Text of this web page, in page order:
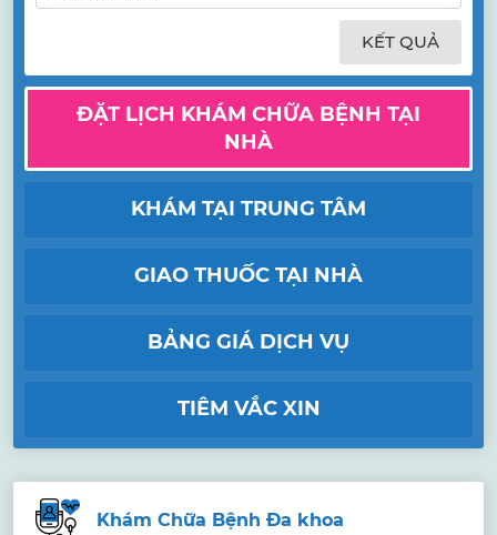
KẾT QUẢ
ĐẶT LỊCH KHÁM CHỮA BỆNH TẠI
NHÀ
KHÁM TẠI TRUNG TÂM
GIAO THUỐC TẠI NHÀ
BẢNG GIÁ DỊCH VỤ
TIÊM VẮC XIN
Khám Chữa Bệnh Đa khoa